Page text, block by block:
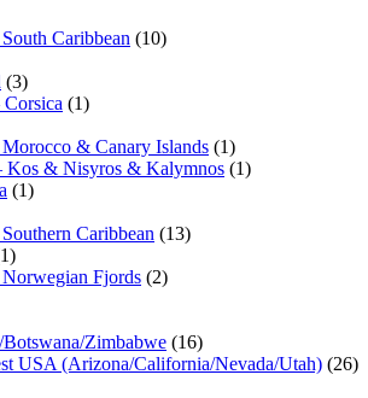
Caribbean (10)
(3)
Corsica (1)
& Canary Islands (1)
Kos & Nisyros & Kalymnos (1)
(1)
Caribbean (13)
Fjords (2)
Zimbabwe (16)
USA (Arizona/California/Nevada/Utah) (26)